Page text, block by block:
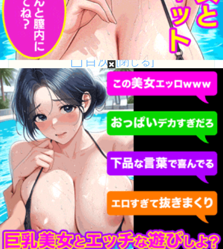
さっちん
ねーぜ！
目次
綾香あかねって誰？綾香あかねのプロフィール
綾香あかねの無修正動画・モザイク破壊は無料で
流出してるか？
綾香あかねの［広告なし・高画質・高精細］無修
正・モザイク破壊流出動画が見たい！
綾香あかねって誰？綾香あかねのプロフ